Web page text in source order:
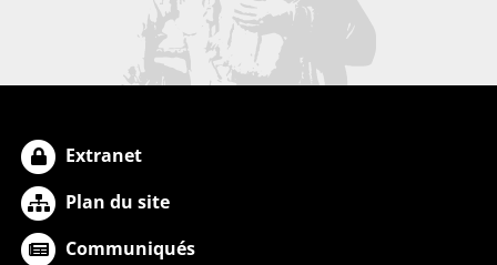
Extranet
Plan du site
Communiqués